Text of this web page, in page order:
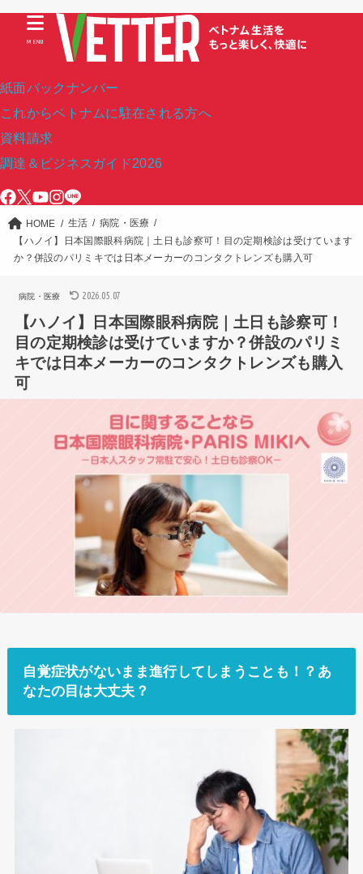
紙面バックナンバー
これからベトナムに駐在される方へ
資料請求
調達＆ビジネスガイド2026
MENU
HOME 生活
病院・医療
【ハノイ】日本国際眼科病院｜土日も診察可！目の定期検診は受けています
か？併設のパリミキでは日本メーカーのコンタクトレンズも購入可
病院・医療 2026.05.07
【ハノイ】日本国際眼科病院｜土日も診察可！
目の定期検診は受けていますか？併設のパリミ
キでは日本メーカーのコンタクトレンズも購入
可
自覚症状がないまま進行してしまうことも！？あ
なたの目は大丈夫？